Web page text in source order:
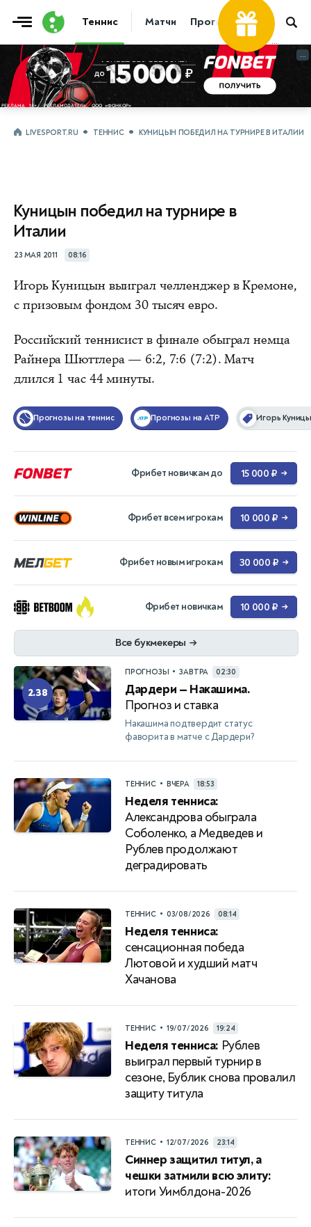
Теннис Матчи Прогнозы Новости
...
...
LIVESPORT.RU ТЕННИС КУНИЦЫН ПОБЕДИЛ НА ТУРНИРЕ В ИТАЛИИ
Куницын победил на турнире в
Италии
23 МАЯ 2011 08:16
Игорь Куницын выиграл челленджер в Кремоне,
с призовым фондом 30 тысяч евро.
Российский теннисист в финале обыграл немца
Райнера Шюттлера — 6:2, 7:6 (7:2). Матч
длился 1 час 44 минуты.
Прогнозы на теннис Прогнозы на ATP Игорь
Фрибет новичкам до 15 000 ₽ →
Фрибет всем игрокам 10 000 ₽ →
Фрибет новым игрокам 30 000 ₽ →
Фрибет новичкам 10 000 ₽ →
Все букмекеры →
2.38
ПРОГНОЗЫ • ЗАВТРА 02:30
Дардери — Накашима.
Прогноз и ставка
Накашима подтвердит статус
фаворита в матче с Дардери?
ТЕННИС • ВЧЕРА 18:53
Неделя тенниса:
Александрова обыграла
Соболенко, а Медведев и
Рублев продолжают
деградировать
ТЕННИС • 03/08/2026 08:14
Неделя тенниса:
сенсационная победа
Лютовой и худший матч
Хачанова
ТЕННИС • 19/07/2026 19:24
Неделя тенниса: Рублев
выиграл первый турнир в
сезоне, Бублик снова провалил
защиту титула
ТЕННИС • 12/07/2026 23:14
Синнер защитил титул, а
чешки затмили всю элиту:
итоги Уимблдона-2026